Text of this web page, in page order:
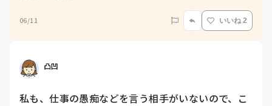
06/11 いいね 2
凸凹
私も、仕事の愚痴などを言う相手がいないので、こ